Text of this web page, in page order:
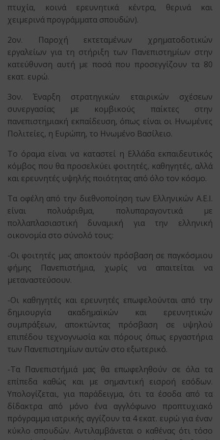
πτυχία, κοινά ερευνητικά κέντρα, θερινά και
χειμερινά προγράμματα σπουδών).
2ον. Παροχή εκτεταμένων χρηματοδοτικών
εργαλείων για τη στήριξη των Πανεπιστημίων στην
κατεύθυνση αυτή με ποσά που προσεγγίζουν τα 80
εκατ. ευρώ.
3ον. Έναρξη στρατηγικών εταιρικών σχέσεων
συνεργασίας με κομβικούς παίκτες στην
πανεπιστημιακή εκπαίδευση, όπως είναι οι Ηνωμένες
Πολιτείες, η Ευρώπη, το Ηνωμένο Βασίλειο.
Το όραμα είναι να καταστεί η Ελλάδα εκπαιδευτικός
κόμβος που θα προσελκύει φοιτητές, καθηγητές, αλλά
και ερευνητές υψηλής ποιότητας από όλο τον κόσμο.
Τα οφέλη από την διεθνοποίηση των Ελληνικών Α.Ε.Ι.
είναι πολυάριθμα, πολυπαραγοντικά με
πολλαπλασιαστική δυναμική για την ελληνική
οικονομία στο σύνολό τους:
-Οι φοιτητές μας αποκτούν πρόσβαση σε παγκόσμιου
φήμης Πανεπιστήμια, χωρίς να απαιτείται να
μεταναστεύσουν.
-Οι καθηγητές και ερευνητές επωφελούνται από την
δημιουργία ακαδημαϊκών και ερευνητικών
συμπράξεων, αποκτώντας πρόσβαση σε υψηλού
επιπέδου τεχνογνωσία και πόρους όπως εργαστήρια
των Πανεπιστημίων αυτών στο εξωτερικό.
-Τα Πανεπιστήμιά μας θα επωφεληθούν σε όλα τα
επίπεδα καθώς και με σημαντική εισροή εσόδων.
Υπολογίζεται, για παράδειγμα, ότι τα έσοδα από τα
δίδακτρα από μόνο ένα αγγλόφωνο προπτυχιακό
πρόγραμμα ιατρικής αγγίζουν τα 4 εκατ. ευρώ για έναν
κύκλο σπουδών. Αντιλαμβάνεται ο καθένας ότι τόσο